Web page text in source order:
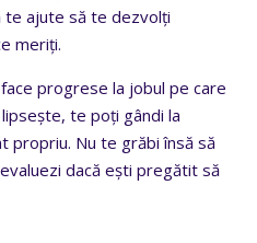
te ajute să te dezvolți
meriți.
progrese la jobul pe care
te poți gândi la
propriu. Nu te grăbi însă să
dacă ești pregătit să